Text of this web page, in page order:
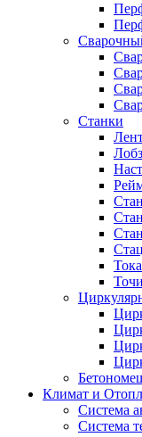
Станки
Климат и
Система
Система